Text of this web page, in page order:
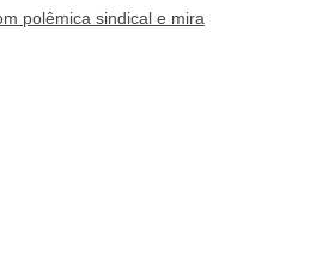
polêmica sindical e mira